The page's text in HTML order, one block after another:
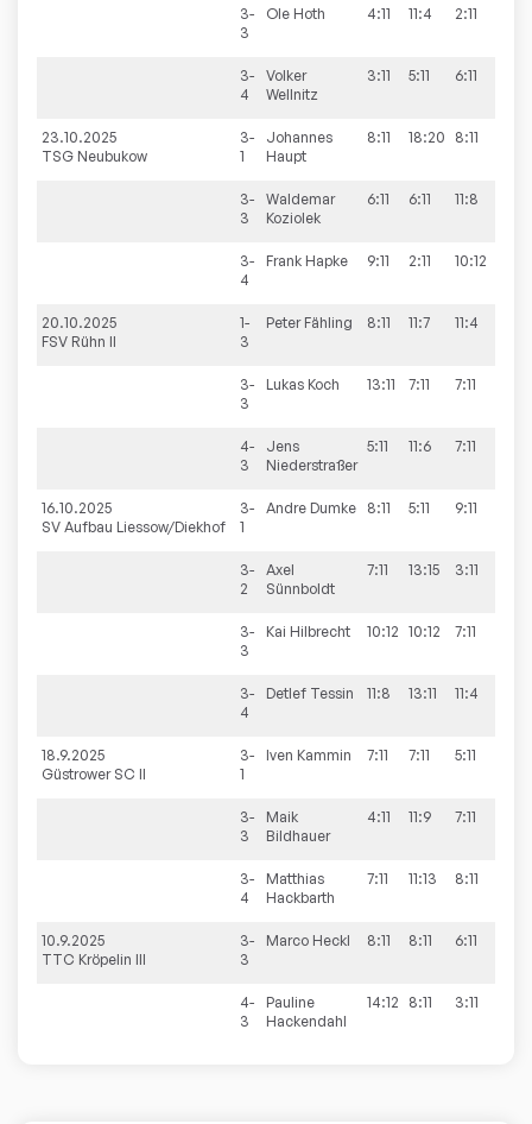
3-
3
Ole Hoth 4:11 11:4 2:11
3-
4
Volker
Wellnitz
3:11 5:11 6:11
23.10.2025
TSG Neubukow
3-
1
Johannes
Haupt
8:11 18:20 8:11
3-
3
Waldemar
Koziolek
6:11 6:11 11:8
3-
4
Frank Hapke 9:11 2:11 10:12
20.10.2025
FSV Rühn II
1-
3
Peter Fähling 8:11 11:7 11:4
3-
3
Lukas Koch 13:11 7:11 7:11
4-
3
Jens
Niederstraßer
5:11 11:6 7:11
16.10.2025
SV Aufbau Liessow/Diekhof
3-
1
Andre Dumke 8:11 5:11 9:11
3-
2
Axel
Sünnboldt
7:11 13:15 3:11
3-
3
Kai Hilbrecht 10:12 10:12 7:11
3-
4
Detlef Tessin 11:8 13:11 11:4
18.9.2025
Güstrower SC II
3-
1
Iven Kammin 7:11 7:11 5:11
3-
3
Maik
Bildhauer
4:11 11:9 7:11
3-
4
Matthias
Hackbarth
7:11 11:13 8:11
10.9.2025
TTC Kröpelin III
3-
3
Marco Heckl 8:11 8:11 6:11
4-
3
Pauline
Hackendahl
14:12 8:11 3:11